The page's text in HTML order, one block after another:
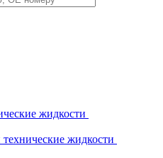
жидкости
жидкости